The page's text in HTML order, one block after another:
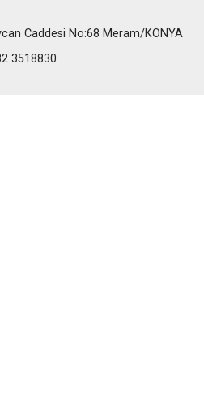
Caddesi No:68 Meram/KONYA
3518830